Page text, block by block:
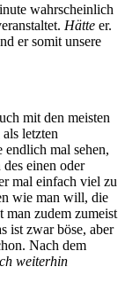
wahrscheinlich
Hätte er.
er somit unsere
mit den meisten
letzten
mal sehen,
einen oder
mal einfach viel zu
wie man will, die
man zudem zumeist
ist zwar böse, aber
Nach dem
weiterhin